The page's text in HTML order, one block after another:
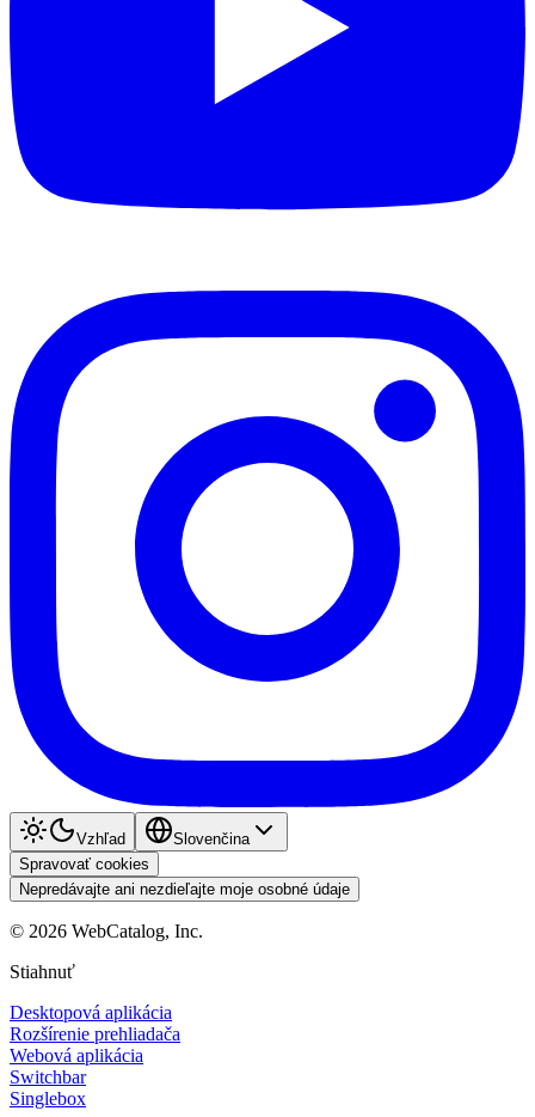
Vzhľad
Slovenčina
Spravovať cookies
Nepredávajte ani nezdieľajte moje osobné údaje
© 2026 WebCatalog, Inc.
Stiahnuť
Desktopová aplikácia
Rozšírenie prehliadača
Webová aplikácia
Switchbar
Singlebox